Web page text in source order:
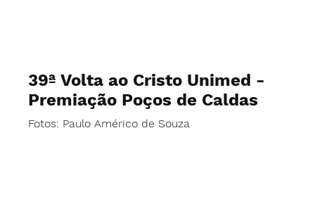
Fotos: Paulo Américo de Souza
39ª Volta ao Cristo Unimed -
Premiação Poços de Caldas